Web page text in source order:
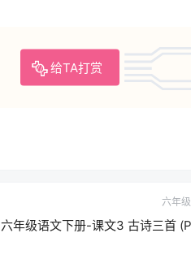
给TA打赏
六年级
六年级语文下册-课文3 古诗三首